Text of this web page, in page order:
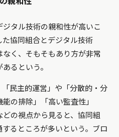
タル技術の親和性が高いこ
協同組合とデジタル技術
く、そもそもあり方が非常
るという。
「民主的運営」や「分散的・分
の排除」「高い監査性」
どの視点から見ると、協同組
るところが多いという。ブロ